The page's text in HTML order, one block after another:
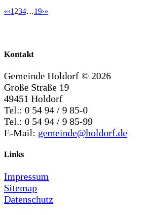
«‹1 234…19›»
Kontakt
Gemeinde Holdorf © 2026
Große Straße 19
49451 Holdorf
Tel.: 0 54 94 / 9 85-0
Tel.: 0 54 94 / 9 85-99
E-Mail: gemeinde@holdorf.de
Links
Impressum
Sitemap
Datenschutz